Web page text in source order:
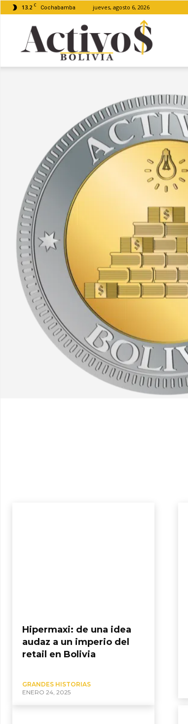
13.2 C Cochabamba jueves, agosto 6, 2026
Bolivia
Hipermaxi: de una idea
audaz a un imperio del
retail en Bolivia
GRANDES HISTORIAS
ENERO 24, 2025